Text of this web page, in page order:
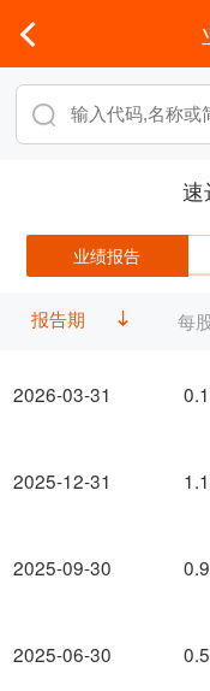
速
业绩报告
报告期
2026-03-31
2025-12-31
2025-09-30
2025-06-30
每